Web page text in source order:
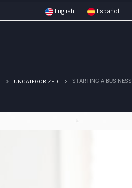
English Español
UNCATEGORIZED STARTING A BUSINESS